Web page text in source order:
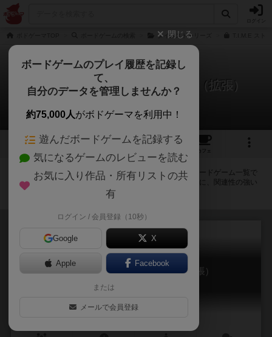
タイムストーリーズ
タイムストーリーズ：仮面の下（拡張）
拡張/関連作品 9件
2 3
カフェ
タイムストーリーズ：仮面の下（拡張）に紐付いているボードゲーム一覧で
す。拡張版・続編・リメイク版などの同じシリーズを中心に、関連性の強い
作品をまとめています。
タイムストーリーズ：マダム（拡張）
T.I.M.E Stories: Madame
閉じる
ボードゲームのプレイ履歴を記録し
て、
自分のデータを管理しませんか？
約75,000人がボドゲーマを利用中！
遊んだボードゲームを記録する
気になるゲームのレビューを読む
お気に入り作品・所有リストの共
有
ログイン / 会員登録（10秒）
Google X
Apple Facebook
または
メールで会員登録